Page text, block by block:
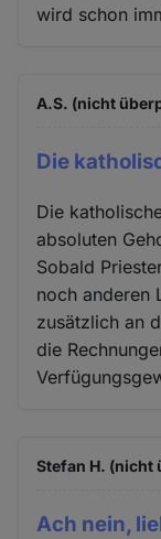
wird schon
A.S. (nicht
Die
Die
absoluten
Sobald
noch anderen
zusätzlich an
die
Stefan H. (nicht
Ach nein,